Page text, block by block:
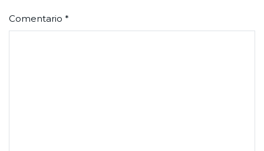
Comentario *